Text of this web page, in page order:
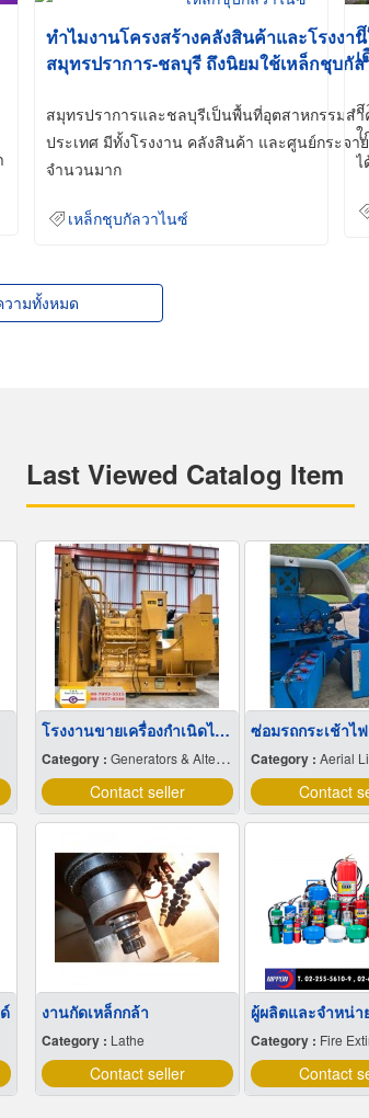
ทำไมงานโครงสร้างคลังสินค้าและโรงงา
สมุทรปราการ-ชลบุรี ถึงนิยมใช้เหล็กชุบกั
สมุทรปราการและชลบุรีเป็นพื้นที่อุตสาหกรรมส
ประเทศ มีทั้งโรงงาน คลังสินค้า และศูนย์กระจา
จำนวนมาก
เหล็กชุบกัลวาไนซ์
ไ
ามทั้งหมด
Last Viewed Catalog Item
โรงงานขายเครื่องกำเนิดไฟฟ้า
Category : Generators & Alternators-Automotive
Contact seller
ซ่อมรถกระเช้าไ
Category : Aerial
Contact
งานกัดเหล็กกล้า
Category : Lathe
Contact seller
ผู้ผลิตและจำหน่า
Category : Fire
Contact